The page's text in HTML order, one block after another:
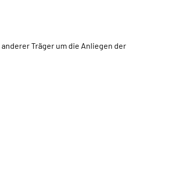
anderer Träger um die Anliegen der